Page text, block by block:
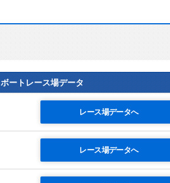
ボートレース場データ
レース場データへ
レース場データへ